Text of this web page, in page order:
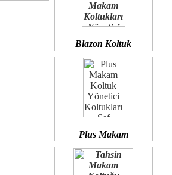
Blazon Koltuk
Plus Makam